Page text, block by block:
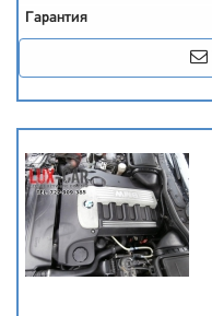
Гарантия